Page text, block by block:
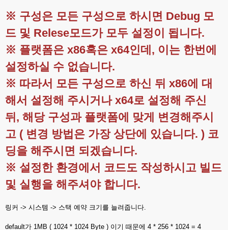
※ 구성은 모든 구성으로 하시면 Debug 모
드 및 Relese모드가 모두 설정이 됩니다.
※ 플랫폼은 x86혹은 x64인데, 이는 한번에
설정하실 수 없습니다.
※ 따라서 모든 구성으로 하신 뒤 x86에 대
해서 설정해 주시거나 x64로 설정해 주신
뒤, 해당 구성과 플랫폼에 맞게 변경해주시
고 ( 변경 방법은 가장 상단에 있습니다. ) 코
딩을 해주시면 되겠습니다.
※ 설정한 환경에서 코드도 작성하시고 빌드
및 실행을 해주셔야 합니다.
링커 -> 시스템 -> 스택 예약 크기를 늘려줍니다.
default가 1MB ( 1024 * 1024 Byte ) 이기 때문에 4 * 256 * 1024 = 4